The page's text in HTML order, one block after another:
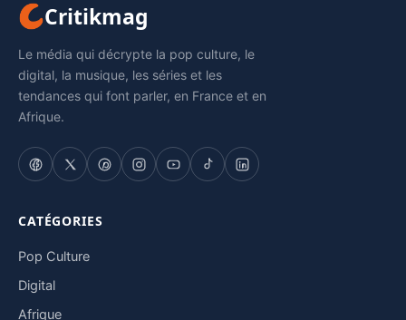
Critikmag
Le média qui décrypte la pop culture, le
digital, la musique, les séries et les
tendances qui font parler, en France et en
Afrique.
CATÉGORIES
Pop Culture
Digital
Afrique